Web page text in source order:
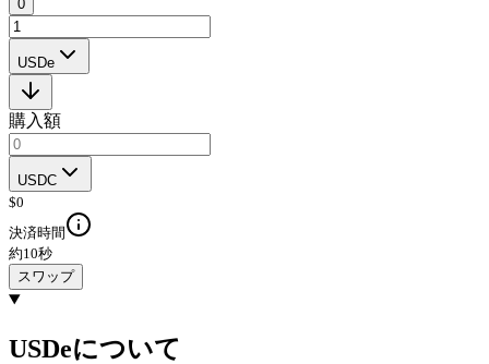
0
USDe
購入額
USDC
$0
決済時間
約10秒
スワップ
USDeについて